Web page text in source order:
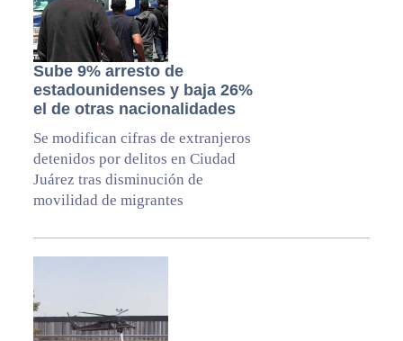
Sube 9% arresto de
estadounidenses y baja 26%
el de otras nacionalidades
Se modifican cifras de extranjeros
detenidos por delitos en Ciudad
Juárez tras disminución de
movilidad de migrantes